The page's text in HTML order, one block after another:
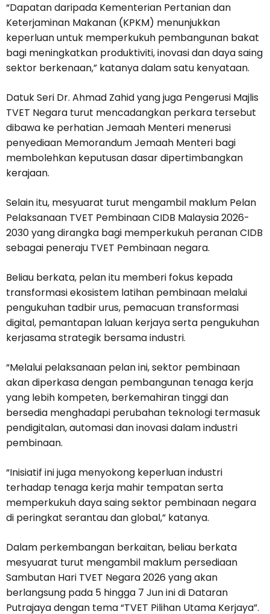
“Dapatan daripada Kementerian Pertanian dan
Keterjaminan Makanan (KPKM) menunjukkan
keperluan untuk memperkukuh pembangunan bakat
bagi meningkatkan produktiviti, inovasi dan daya saing
sektor berkenaan,” katanya dalam satu kenyataan.
Datuk Seri Dr. Ahmad Zahid yang juga Pengerusi Majlis
TVET Negara turut mencadangkan perkara tersebut
dibawa ke perhatian Jemaah Menteri menerusi
penyediaan Memorandum Jemaah Menteri bagi
membolehkan keputusan dasar dipertimbangkan
kerajaan.
Selain itu, mesyuarat turut mengambil maklum Pelan
Pelaksanaan TVET Pembinaan CIDB Malaysia 2026-
2030 yang dirangka bagi memperkukuh peranan CIDB
sebagai peneraju TVET Pembinaan negara.
Beliau berkata, pelan itu memberi fokus kepada
transformasi ekosistem latihan pembinaan melalui
pengukuhan tadbir urus, pemacuan transformasi
digital, pemantapan laluan kerjaya serta pengukuhan
kerjasama strategik bersama industri.
“Melalui pelaksanaan pelan ini, sektor pembinaan
akan diperkasa dengan pembangunan tenaga kerja
yang lebih kompeten, berkemahiran tinggi dan
bersedia menghadapi perubahan teknologi termasuk
pendigitalan, automasi dan inovasi dalam industri
pembinaan.
“Inisiatif ini juga menyokong keperluan industri
terhadap tenaga kerja mahir tempatan serta
memperkukuh daya saing sektor pembinaan negara
di peringkat serantau dan global,” katanya.
Dalam perkembangan berkaitan, beliau berkata
mesyuarat turut mengambil maklum persediaan
Sambutan Hari TVET Negara 2026 yang akan
berlangsung pada 5 hingga 7 Jun ini di Dataran
Putrajaya dengan tema “TVET Pilihan Utama Kerjaya”.